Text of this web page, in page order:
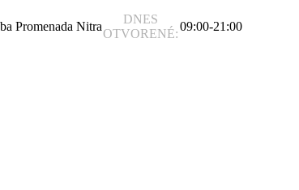
DNES
OTVORENÉ:
09:00-21:00